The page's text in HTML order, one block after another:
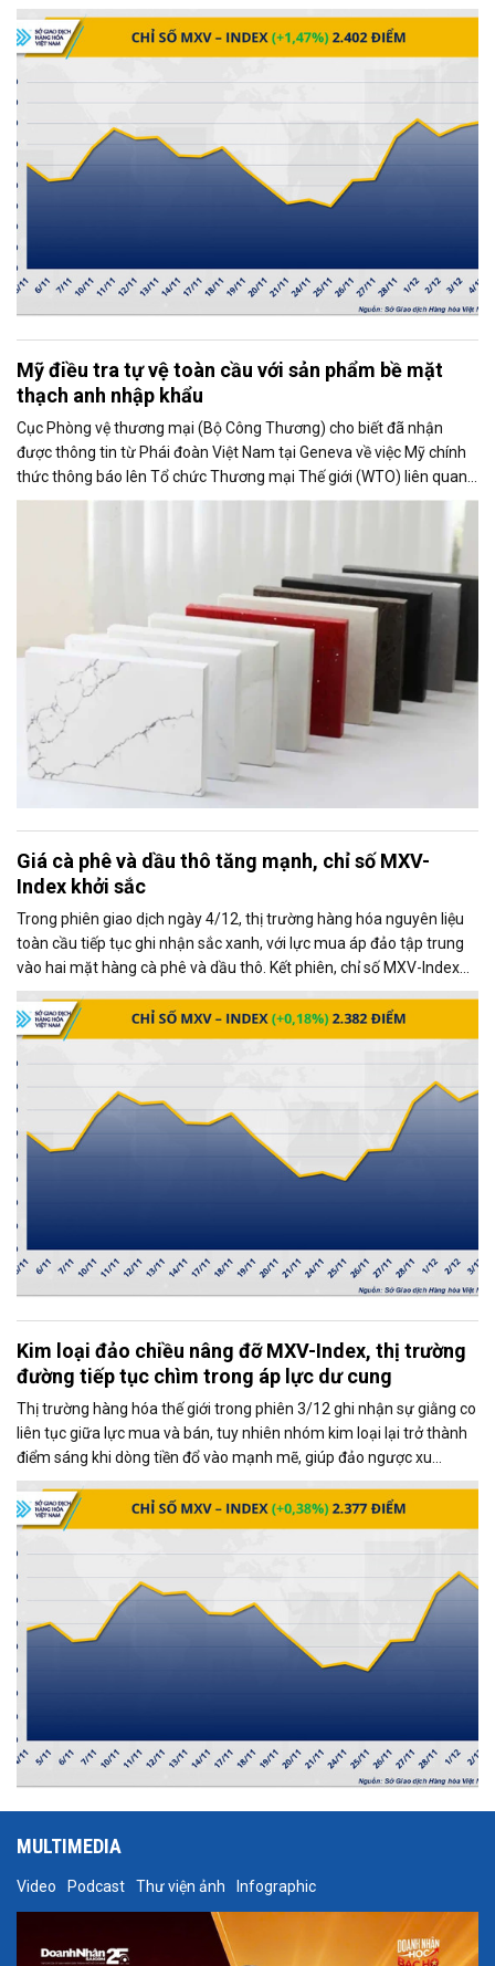
từ những diễn biến mới trong quan hệ thương mại Mỹ - Trung, thị
trường kim loại lại giao dịch khởi sắc, trở thành động lực chính kéo
chỉ số MXV-Index tăng mạnh.
Mỹ điều tra tự vệ toàn cầu với sản phẩm bề mặt
thạch anh nhập khẩu
Cục Phòng vệ thương mại (Bộ Công Thương) cho biết đã nhận
được thông tin từ Phái đoàn Việt Nam tại Geneva về việc Mỹ chính
thức thông báo lên Tổ chức Thương mại Thế giới (WTO) liên quan
đến việc Ủy ban Thương mại Quốc tế Mỹ (USITC) khởi xướng điều
Giá cà phê và dầu thô tăng mạnh, chỉ số MXV-
Index khởi sắc
Trong phiên giao dịch ngày 4/12, thị trường hàng hóa nguyên liệu
toàn cầu tiếp tục ghi nhận sắc xanh, với lực mua áp đảo tập trung
vào hai mặt hàng cà phê và dầu thô. Kết phiên, chỉ số MXV-Index
tăng gần 0,2%, đạt 2.382 điểm, phản ánh xu hướng tích cực chung
của thị trường.
Kim loại đảo chiều nâng đỡ MXV-Index, thị trường
đường tiếp tục chìm trong áp lực dư cung
Thị trường hàng hóa thế giới trong phiên 3/12 ghi nhận sự giằng co
liên tục giữa lực mua và bán, tuy nhiên nhóm kim loại lại trở thành
điểm sáng khi dòng tiền đổ vào mạnh mẽ, giúp đảo ngược xu
hướng và kéo MXV-Index tăng gần 0,4%, đạt 2.377 điểm tại thời
điểm đóng cửa.
MULTIMEDIA
Video Podcast Thư viện ảnh Infographic